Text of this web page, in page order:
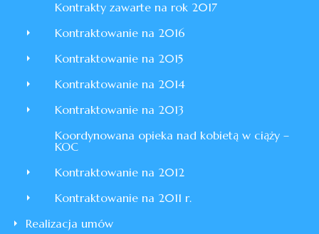
Kontrakty zawarte na rok 2017
Kontraktowanie na 2016
Kontraktowanie na 2015
Kontraktowanie na 2014
Kontraktowanie na 2013
Koordynowana opieka nad kobietą w ciąży –
KOC
Kontraktowanie na 2012
Kontraktowanie na 2011 r.
Realizacja umów